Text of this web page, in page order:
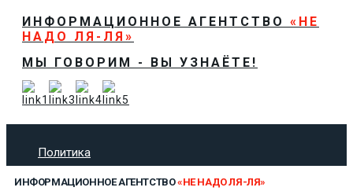
ИНФОРМАЦИОННОЕ АГЕНТСТВО «НЕ
НАДО ЛЯ-ЛЯ»
МЫ ГОВОРИМ - ВЫ УЗНАЁТЕ!
Политика
ИНФОРМАЦИОННОЕ АГЕНТСТВО«НЕ НАДО ЛЯ-ЛЯ»